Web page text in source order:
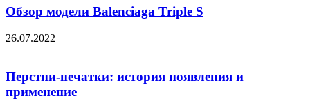
Обзор модели Balenciaga Triple S
26.07.2022
Перстни-печатки: история появления и
применение